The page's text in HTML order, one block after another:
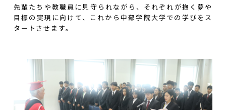
先輩たちや教職員に見守られながら、それぞれが抱く夢や
目標の実現に向けて、これから中部学院大学での学びをス
タートさせます。